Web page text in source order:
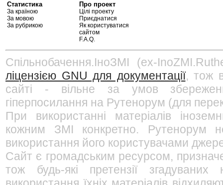
Статистика
За країною
За мовою
За рубрикою
Про проект
Цілі проекту
Приєднатися
Як користуватися
сайтом
F.A.Q.
Спільнобачення.ІноЗМІ (ex-
ліцензією GNU для документації, тож
сайті - вільне за умов
гіперпосилання на Рутенорум (для
При використанні матеріалів
кожним ЗМІ конкретно. Рутенорум
використання його користувачами
Сайт є громадським ресурсом,
тож будь-які претензії